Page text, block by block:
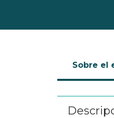
Sobre el